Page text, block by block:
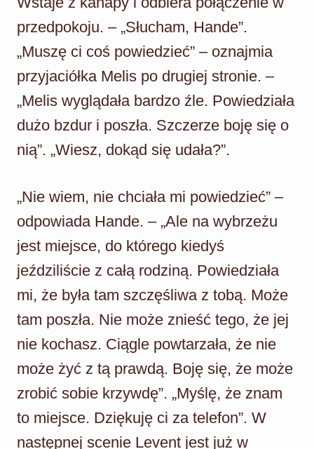
przedpokoju. – „Słucham, Hande”.
„Muszę ci coś powiedzieć” – oznajmia
przyjaciółka Melis po drugiej stronie. –
„Melis wyglądała bardzo źle. Powiedziała
dużo bzdur i poszła. Szczerze boję się o
nią”. „Wiesz, dokąd się udała?”.
„Nie wiem, nie chciała mi powiedzieć” –
odpowiada Hande. – „Ale na wybrzeżu
jest miejsce, do którego kiedyś
jeździliście z całą rodziną. Powiedziała
mi, że była tam szczęśliwa z tobą. Może
tam poszła. Nie może znieść tego, że jej
nie kochasz. Ciągle powtarzała, że nie
może żyć z tą prawdą. Boję się, że może
zrobić sobie krzywdę”. „Myślę, że znam
to miejsce. Dziękuję ci za telefon”. W
następnej scenie Levent jest już w